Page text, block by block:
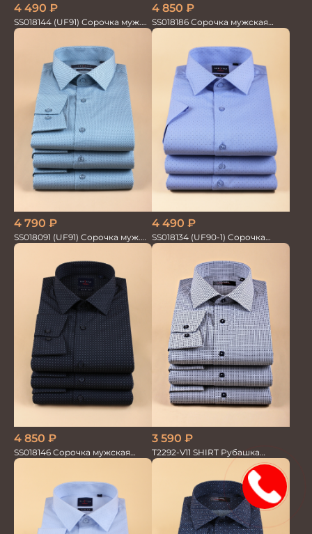
4 490 ₽
SS018144 (UF91) Сорочка муж.
кр.рук. GROSTYLE PRIME
4 850 ₽
SS018186 Сорочка мужская
GROSTYLE TRENDY
4 790 ₽
SS018091 (UF91) Сорочка муж.
GROSTYLE PRIME
4 490 ₽
SS018134 (UF90-1) Сорочка
мужская GROSTYLE TRENDY
4 850 ₽
SS018146 Сорочка мужская
GROSTYLE TRENDY
3 590 ₽
T2292-V11 SHIRT Рубашка
мужская
15%